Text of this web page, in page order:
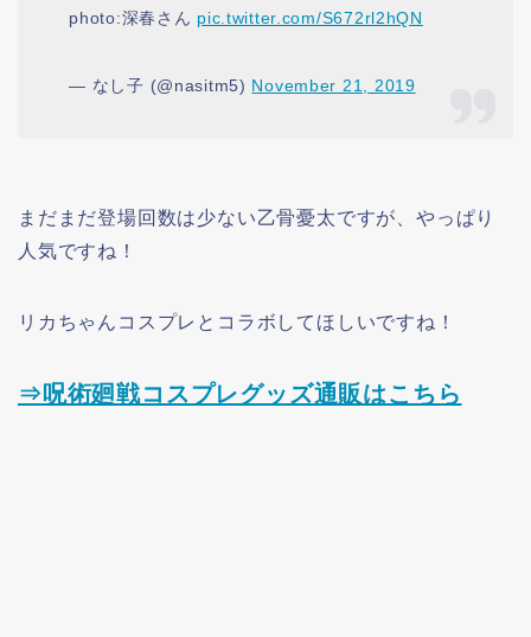
photo:深春さん pic.twitter.com/S672rl2hQN
— なし子 (@nasitm5) November 21, 2019
まだまだ登場回数は少ない乙骨憂太ですが、やっぱり
人気ですね！
リカちゃんコスプレとコラボしてほしいですね！
⇒呪術廻戦コスプレグッズ通販はこちら